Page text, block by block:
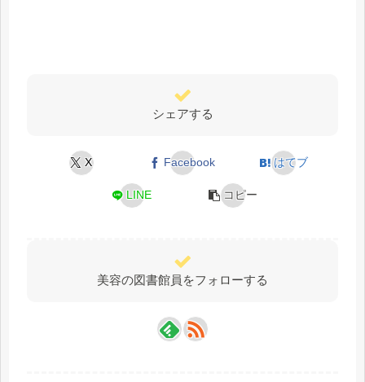
シェアする
X Facebook はてブ
LINE コピー
美容の図書館員をフォローする